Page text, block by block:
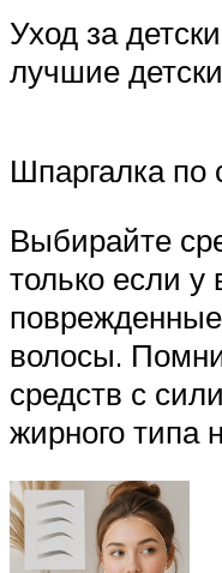
Уход за
лучшие
Шпаргалка по
Выбирайте
только если у
волосы.
средств с
жирного типа